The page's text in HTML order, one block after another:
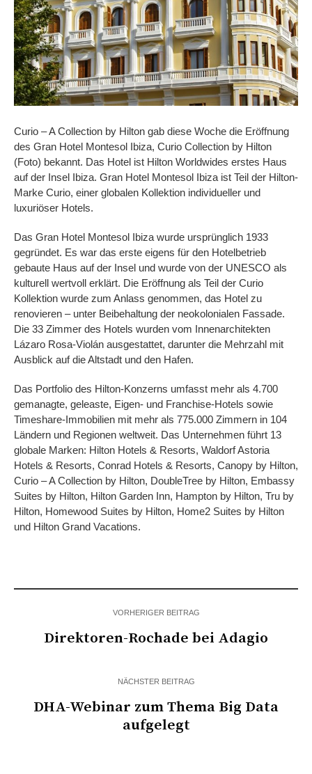
Curio – A Collection by Hilton gab diese Woche die Eröffnung
des Gran Hotel Montesol Ibiza, Curio Collection by Hilton
(Foto) bekannt. Das Hotel ist Hilton Worldwides erstes Haus
auf der Insel Ibiza. Gran Hotel Montesol Ibiza ist Teil der Hilton-
Marke Curio, einer globalen Kollektion individueller und
luxuriöser Hotels.
Das Gran Hotel Montesol Ibiza wurde ursprünglich 1933
gegründet. Es war das erste eigens für den Hotelbetrieb
gebaute Haus auf der Insel und wurde von der UNESCO als
kulturell wertvoll erklärt. Die Eröffnung als Teil der Curio
Kollektion wurde zum Anlass genommen, das Hotel zu
renovieren – unter Beibehaltung der neokolonialen Fassade.
Die 33 Zimmer des Hotels wurden vom Innenarchitekten
Lázaro Rosa-Violán ausgestattet, darunter die Mehrzahl mit
Ausblick auf die Altstadt und den Hafen.
Das Portfolio des Hilton-Konzerns umfasst mehr als 4.700
gemanagte, geleaste, Eigen- und Franchise-Hotels sowie
Timeshare-Immobilien mit mehr als 775.000 Zimmern in 104
Ländern und Regionen weltweit. Das Unternehmen führt 13
globale Marken: Hilton Hotels & Resorts, Waldorf Astoria
Hotels & Resorts, Conrad Hotels & Resorts, Canopy by Hilton,
Curio – A Collection by Hilton, DoubleTree by Hilton, Embassy
Suites by Hilton, Hilton Garden Inn, Hampton by Hilton, Tru by
Hilton, Homewood Suites by Hilton, Home2 Suites by Hilton
und Hilton Grand Vacations.
VORHERIGER BEITRAG
Direktoren-Rochade bei Adagio
NÄCHSTER BEITRAG
DHA-Webinar zum Thema Big Data
aufgelegt